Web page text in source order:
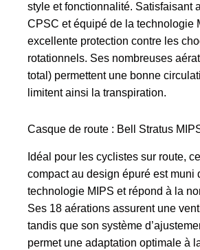
style et fonctionnalité. Satisfaisant
CPSC et équipé de la technologie
excellente protection contre les
rotationnels. Ses nombreuses
total) permettent une bonne
limitent ainsi la transpiration.
Casque de route : Bell Stratus
Idéal pour les cyclistes sur route,
compact au design épuré est muni
technologie MIPS et répond à la
Ses 18 aérations assurent une
tandis que son système
permet une adaptation optimale à